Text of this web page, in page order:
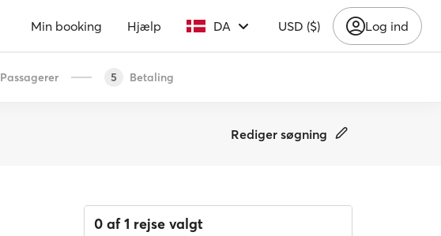
Min booking Hjælp DA USD ($) Log ind
Passagerer 5 Betaling
Rediger søgning
0 af 1 rejse valgt